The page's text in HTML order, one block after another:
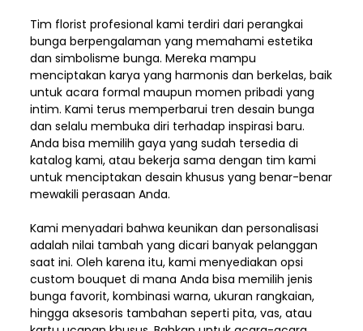
Tim florist profesional kami terdiri dari perangkai
bunga berpengalaman yang memahami estetika
dan simbolisme bunga. Mereka mampu
menciptakan karya yang harmonis dan berkelas, baik
untuk acara formal maupun momen pribadi yang
intim. Kami terus memperbarui tren desain bunga
dan selalu membuka diri terhadap inspirasi baru.
Anda bisa memilih gaya yang sudah tersedia di
katalog kami, atau bekerja sama dengan tim kami
untuk menciptakan desain khusus yang benar-benar
mewakili perasaan Anda.
Kami menyadari bahwa keunikan dan personalisasi
adalah nilai tambah yang dicari banyak pelanggan
saat ini. Oleh karena itu, kami menyediakan opsi
custom bouquet di mana Anda bisa memilih jenis
bunga favorit, kombinasi warna, ukuran rangkaian,
hingga aksesoris tambahan seperti pita, vas, atau